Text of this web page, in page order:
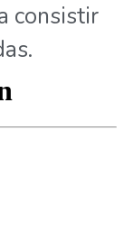
consistir